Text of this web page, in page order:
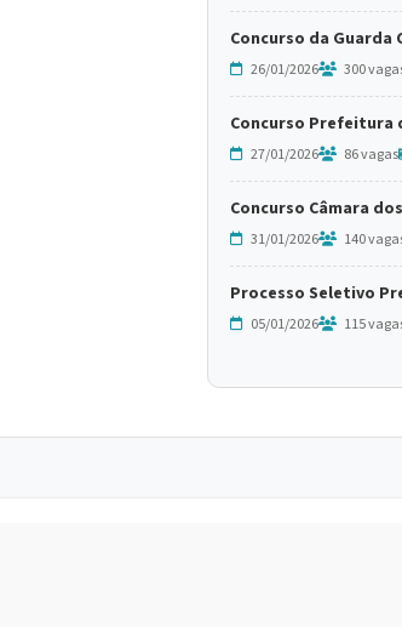
Concurso da Guarda
26/01/2026 300
Concurso Prefeitura
27/01/2026 86 vagas
Concurso Câmara
31/01/2026 140
Processo Seletivo
05/01/2026 115